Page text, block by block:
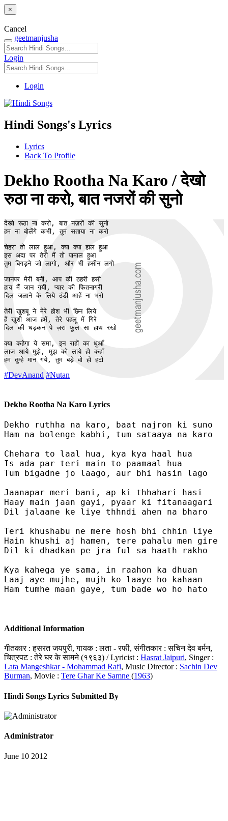
×
Cancel
geetmanjusha
Login
Login
Hindi Songs's Lyrics
Lyrics
Back To Profile
Dekho Rootha Na Karo / देखो
रुठा ना करो, बात नजरों की सुनो
देखो रूठा ना करो, बात नज़रों की सुनो
हम ना बोलेंगे कभी, तुम सताया ना करो
चेहरा तो लाल हुआ, क्या क्या हाल हुआ
इस अदा पर तेरी मैं तो पामाल हुआ
तुम बिगड़ने जो लागो, और भी हसीन लगो
जानपर मेरी बनी, आप की ठहरी हसी
हाय मैं जान गयी, प्यार की फितनागरी
दिल जलाने के लिये ठंडी आहें ना भरो
तेरी खुशबू ने मेरे होश भी छिन लिये
हैं खुशी आज हमें, तेरे पहलू में गिरे
दिल की धड़कन पे ज़रा फूल सा हाथ रखो
क्या कहेगा ये समा, इन राहों का धुआँ
लाज आये मुझे, मुझ को लाये हो कहाँ
हम तुम्हे मान गये, तुम बड़े वो हो हटो
#DevAnand #Nutan
Dekho Rootha Na Karo Lyrics
Dekho ruthha na karo, baat najron ki suno
Ham na bolenge kabhi, tum sataaya na karo
Chehara to laal hua, kya kya haal hua
Is ada par teri main to paamaal hua
Tum bigadne jo laago, aur bhi hasin lago
Jaanapar meri bani, ap ki thhahari hasi
Haay main jaan gayi, pyaar ki fitanaagari
Dil jalaane ke liye thhndi ahen na bharo
Teri khushabu ne mere hosh bhi chhin liye
Hain khushi aj hamen, tere pahalu men gire
Dil ki dhadkan pe jra ful sa haath rakho
Kya kahega ye sama, in raahon ka dhuan
Laaj aye mujhe, mujh ko laaye ho kahaan
Ham tumhe maan gaye, tum bade wo ho hato
Additional Information
गीतकार : हसरत जयपुरी, गायक : लता - रफी, संगीतकार : सचिन देव बर्मन,
चित्रपट : तेरे घर के सामने (१९६३) / Lyricist : Hasrat Jaipuri, Singer :
Lata Mangeshkar - Mohammad Rafi, Music Director : Sachin Dev
Burman, Movie : Tere Ghar Ke Samne (1963)
Hindi Songs Lyrics Submitted By
Administrator
June 10 2012